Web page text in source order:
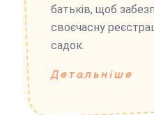
батьків, щоб
своєчасну
садок.
Детальніше